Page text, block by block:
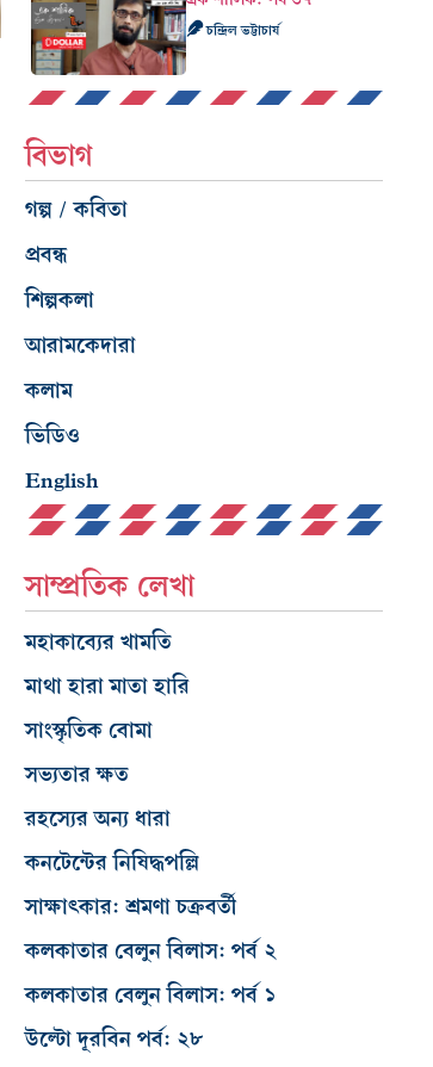
চন্দ্রিল ভট্টাচার্য
বিভাগ
গল্প / কবিতা
প্রবন্ধ
শিল্পকলা
আরামকেদারা
কলাম
ভিডিও
English
সাম্প্রতিক লেখা
মহাকাব্যের খামতি
মাথা হারা মাতা হারি
সাংস্কৃতিক বোমা
সভ্যতার ক্ষত
রহস্যের অন্য ধারা
কনটেন্টের নিষিদ্ধপল্লি
সাক্ষাৎকার: শ্রমণা চক্রবর্তী
কলকাতার বেলুন বিলাস: পর্ব ২
কলকাতার বেলুন বিলাস: পর্ব ১
উল্টো দূরবিন পর্ব: ২৮